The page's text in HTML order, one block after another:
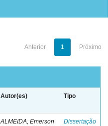
Anterior 1 Próximo
Autor(es) Tipo
ALMEIDA, Emerson
Dissertação